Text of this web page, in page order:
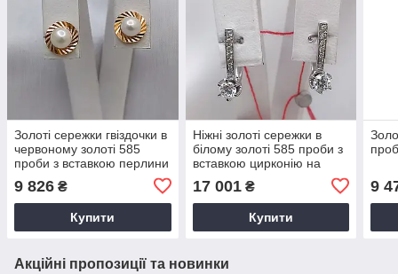
Золоті сережки гвіздочки в
червоному золоті 585
проби з вставкою перлини
9 826 ₴
Купити
Ніжні золоті сережки в
білому золоті 585 проби з
вставкою цирконію на
17 001₴
Купити
9
Акційні пропозиції та новинки